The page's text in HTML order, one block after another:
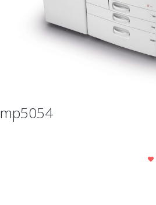
mp5054